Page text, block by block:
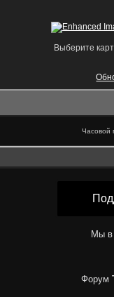
Выберите
Часовой
Мы в
Форум